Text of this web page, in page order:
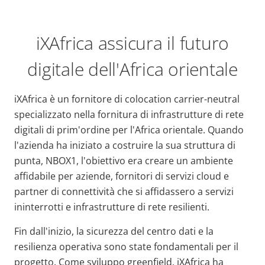
iXAfrica assicura il futuro
digitale dell'Africa orientale
iXAfrica è un fornitore di colocation carrier-neutral
specializzato nella fornitura di infrastrutture di rete
digitali di prim'ordine per l'Africa orientale. Quando
l'azienda ha iniziato a costruire la sua struttura di
punta, NBOX1, l'obiettivo era creare un ambiente
affidabile per aziende, fornitori di servizi cloud e
partner di connettività che si affidassero a servizi
ininterrotti e infrastrutture di rete resilienti.
Fin dall'inizio, la sicurezza del centro dati e la
resilienza operativa sono state fondamentali per il
progetto. Come sviluppo greenfield, iXAfrica ha